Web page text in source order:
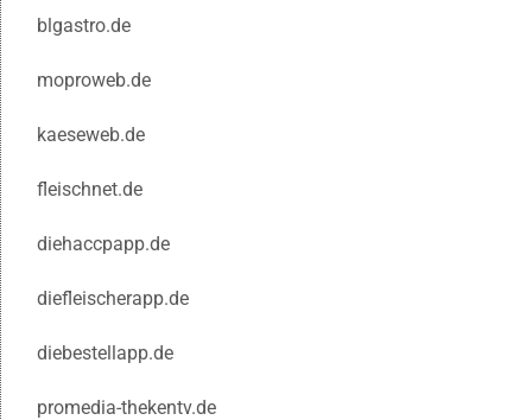
blgastro.de
moproweb.de
kaeseweb.de
fleischnet.de
diehaccpapp.de
diefleischerapp.de
diebestellapp.de
promedia-thekentv.de